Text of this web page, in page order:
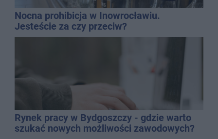
Nocna prohibicja w Inowrocławiu.
Jesteście za czy przeciw?
Rynek pracy w Bydgoszczy - gdzie warto
szukać nowych możliwości zawodowych?